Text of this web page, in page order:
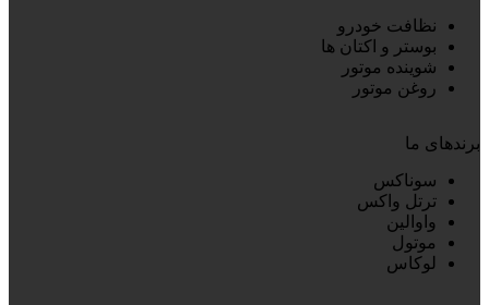
نظافت خودرو
بوستر و اکتان ها
شوینده موتور
روغن موتور
برندهای ما
سوناکس
ترتل واکس
واوالین
موتول
لوکاس